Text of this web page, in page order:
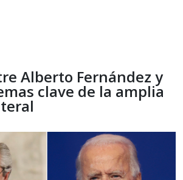
Alberto Fernández y
clave de la amplia